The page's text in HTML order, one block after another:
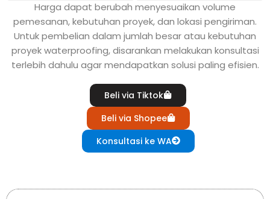
Harga dapat berubah menyesuaikan volume
pemesanan, kebutuhan proyek, dan lokasi pengiriman.
Untuk pembelian dalam jumlah besar atau kebutuhan
proyek waterproofing, disarankan melakukan konsultasi
terlebih dahulu agar mendapatkan solusi paling efisien.
Beli via Tiktok
Beli via Shopee
Konsultasi ke WA